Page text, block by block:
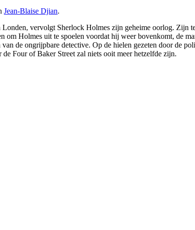
Jean-Blaise Djian.
vervolgt Sherlock Holmes zijn geheime oorlog. Zijn
Holmes uit te spoelen voordat hij weer bovenkomt, de
de ongrijpbare detective. Op de hielen gezeten door de
Four of Baker Street zal niets ooit meer hetzelfde zijn.